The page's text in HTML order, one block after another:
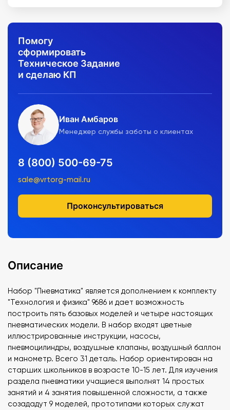
Помогу
сформировать
Техническое Задание
и сделаю КП
Иван Амбаров
Менеджер службы заботы о клиентах
8 (800) 500-69-75
sale@vrtorg-mail.ru
Проконсультироваться
Описание
Набор "Пневматика" является дополнением к комплекту
"Технология и физика" 9686 и дает возможность
построить пять базовых моделей и четыре настоящих
пневматических модели. В набор входят цветные
иллюстрированные инструкции, насосы,
пневмоцилиндры, воздушные клапаны, воздушный баллон
и манометр. Всего 31 деталь. Набор ориентирован на
старших школьников в возрасте 10-15 лет. Для изучения
раздела пневматики учащиеся выполнят 14 простых
занятий и 4 занятия повышенной сложности, а также
созададут 9 моделей, прототипами которых служат